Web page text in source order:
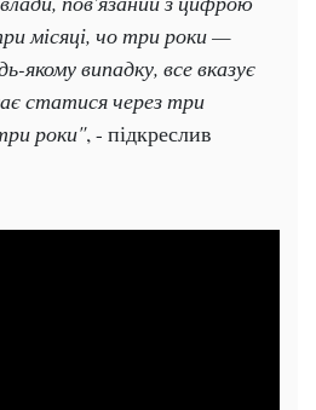
місяці, чо три роки —
якому випадку, все вказує
статися через три
роки", - підкреслив